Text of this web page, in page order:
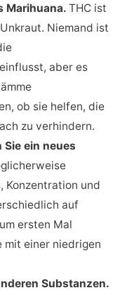
Marihuana.THC ist
Niemand ist
aber es
ob sie helfen, die
zu verhindern.
ein neues
Konzentration und
auf
ersten Mal
mit einer niedrigen
Substanzen.